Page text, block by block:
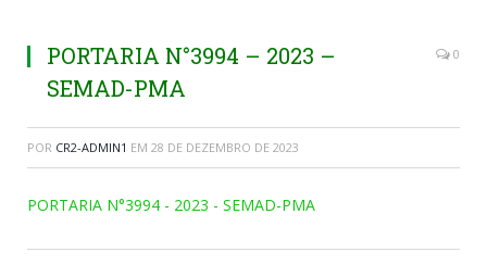
PORTARIA N°3994 – 2023 –
SEMAD-PMA
0
POR CR2-ADMIN1 EM 28 DE DEZEMBRO DE 2023
PORTARIA N°3994 - 2023 - SEMAD-PMA